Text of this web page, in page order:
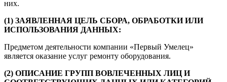
них.
(1) ЗАЯВЛЕННАЯ ЦЕЛЬ СБОРА, ОБРАБОТКИ ИЛИ
ИСПОЛЬЗОВАНИЯ ДАННЫХ:
Предметом деятельности компании «Первый Умелец»
является оказание услуг ремонту оборудования.
(2) ОПИСАНИЕ ГРУПП ВОВЛЕЧЕННЫХ ЛИЦ И